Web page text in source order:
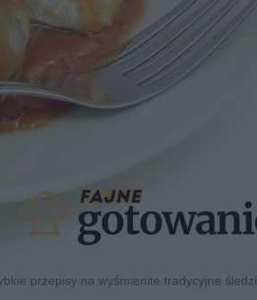
przepisy na wyśmienite tradycyjne